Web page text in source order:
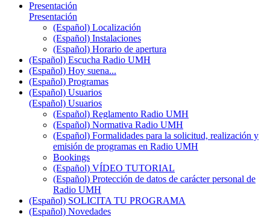
Presentación
Presentación
(Español) Localización
(Español) Instalaciones
(Español) Horario de apertura
(Español) Escucha Radio UMH
(Español) Hoy suena...
(Español) Programas
(Español) Usuarios
(Español) Usuarios
(Español) Reglamento Radio UMH
(Español) Normativa Radio UMH
(Español) Formalidades para la solicitud, realización y
emisión de programas en Radio UMH
Bookings
(Español) VÍDEO TUTORIAL
(Español) Protección de datos de carácter personal de
Radio UMH
(Español) SOLICITA TU PROGRAMA
(Español) Novedades